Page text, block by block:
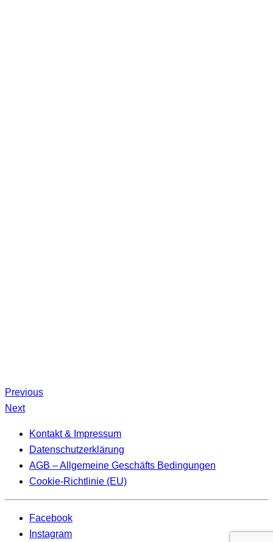
Previous
Next
Kontakt & Impressum
Datenschutzerklärung
AGB – Allgemeine Geschäfts Bedingungen
Cookie-Richtlinie (EU)
Facebook
Instagram